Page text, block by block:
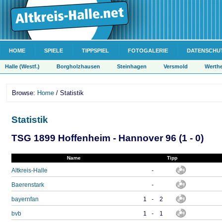
HOME SPIELE TIPPSPIEL FOTOGALERIE
Halle (Westf.) Borgholzhausen Steinhagen Versmold
Browse: Home / Statistik
Statistik
TSG 1899 Hoffenheim - Hannover 96 (1 - 0)
Name Tipp
Altkreis-Halle -
Baerenstark -
bayernfan 1 - 2
bvb 1 - 1